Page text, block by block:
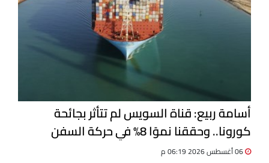
أسامة ربيع: قناة السويس لم تتأثر بجائحة
كورونا.. وحققنا نموًا 8% في حركة السفن